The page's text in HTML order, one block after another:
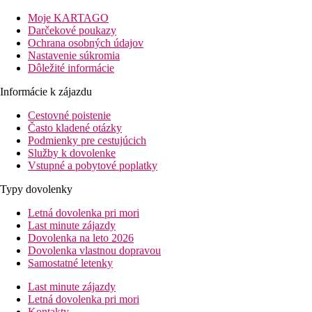
karibským slnkom.
Vzdialenosť
pláže: 0 mu pláže
letisko Punta Cana (PUJ): 28 km
centrá: 13 km
Popis izby
Dvojlôžková izba štandard
klimatizácia
kúpeľňa/WC (sušič vlasov)
veľkosti king (200 x 200 cm)
telefón
TV/sat.
Wi-Fi (zdarma)
trezor (zadarmo)
dávkovač nápojov
set na prípravu čaju a kávy
Moje KARTAGO
Darčekové poukazy
Ochrana osobných údajov
Nastavenie súkromia
Dôležité informácie
Informácie k zájazdu
Cestovné poistenie
Často kladené otázky
Podmienky pre cestujúcich
Služby k dovolenke
Vstupné a pobytové poplatky
Typy dovolenky
Letná dovolenka pri mori
Last minute zájazdy
Dovolenka na leto 2026
Dovolenka vlastnou dopravou
Samostatné letenky
Last minute zájazdy
Letná dovolenka pri mori